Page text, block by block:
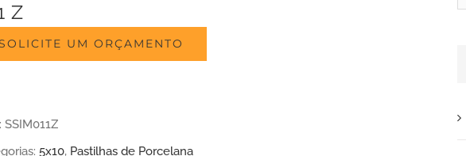
Z
UM ORÇAMENTO
SSIM011Z
5x10, Pastilhas de Porcelana